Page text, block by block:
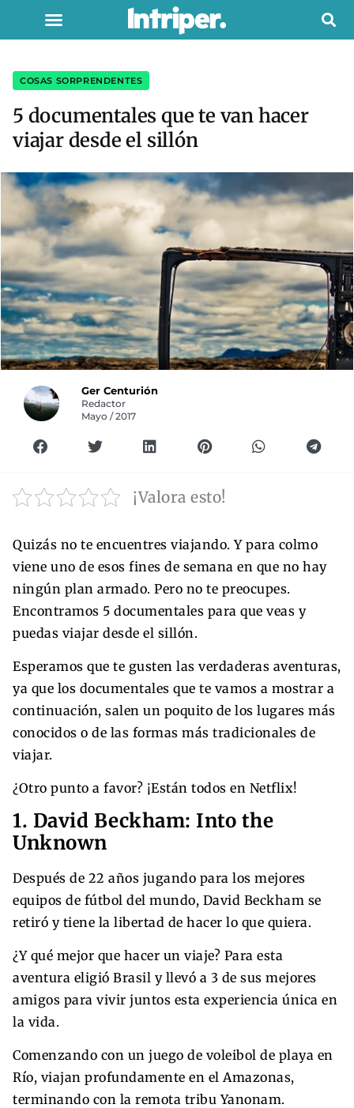
COSAS SORPRENDENTES
5 documentales que te van hacer
viajar desde el sillón
Ger Centurión
Redactor
Mayo / 2017
¡Valora esto!
Quizás no te encuentres viajando. Y para colmo
viene uno de esos fines de semana en que no hay
ningún plan armado. Pero no te preocupes.
Encontramos 5 documentales para que veas y
puedas viajar desde el sillón.
Esperamos que te gusten las verdaderas aventuras,
ya que los documentales que te vamos a mostrar a
continuación, salen un poquito de los lugares más
conocidos o de las formas más tradicionales de
viajar.
¿Otro punto a favor? ¡Están todos en Netflix!
1. David Beckham: Into the
Unknown
Después de 22 años jugando para los mejores
equipos de fútbol del mundo, David Beckham se
retiró y tiene la libertad de hacer lo que quiera.
¿Y qué mejor que hacer un viaje? Para esta
aventura eligió Brasil y llevó a 3 de sus mejores
amigos para vivir juntos esta experiencia única en
la vida.
Comenzando con un juego de voleibol de playa en
Río, viajan profundamente en el Amazonas,
terminando con la remota tribu Yanonam.